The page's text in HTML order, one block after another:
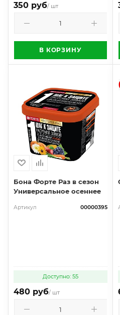
350 руб/ шт
В КОРЗИНУ
Бона Форте Раз в сезон
Универсальное осеннее
Артикул 00000395
Доступно: 55
480 руб/ шт